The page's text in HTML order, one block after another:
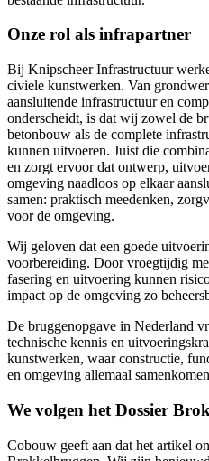
Onze rol als infrapartner
Bij Knipscheer Infrastructuur
civiele kunstwerken. Van
aansluitende infrastructuur en
onderscheidt, is dat wij zowel de
betonbouw als de complete
kunnen uitvoeren. Juist die
en zorgt ervoor dat ontwerp,
omgeving naadloos op elkaar
samen: praktisch meedenken,
voor de omgeving.
Wij geloven dat een goede
voorbereiding. Door vroegtijdig
fasering en uitvoering kunnen
impact op de omgeving zo
De bruggenopgave in Nederland
technische kennis en
kunstwerken, waar constructie,
en omgeving allemaal
We volgen het Dossier
Cobouw geeft aan dat het artikel